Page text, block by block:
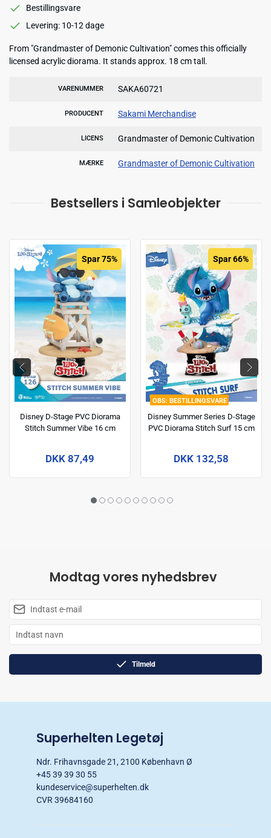
Bestillingsvare
Levering: 10-12 dage
From "Grandmaster of Demonic Cultivation" comes this officially
licensed acrylic diorama. It stands approx. 18 cm tall.
VARENUMMER SAKA60721
PRODUCENT Sakami Merchandise
LICENS Grandmaster of Demonic Cultivation
MÆRKE Grandmaster of Demonic Cultivation
Bestsellers i Samleobjekter
Spar 75%
Disney D-Stage PVC Diorama
Stitch Summer Vibe 16 cm
DKK 87,49
BESTILLINGSVARE
Spar 66%
Disney Summer Series D-Stage
PVC Diorama Stitch Surf 15 cm
DKK 132,58
Modtag vores nyhedsbrev
Tilmeld
Superhelten Legetøj
Ndr. Frihavnsgade 21, 2100 København Ø
+45 39 39 30 55
kundeservice@superhelten.dk
CVR 39684160